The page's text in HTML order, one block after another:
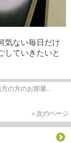
気ない毎日だけ
していきたいと
方の方のお部屋...
＞次のページ